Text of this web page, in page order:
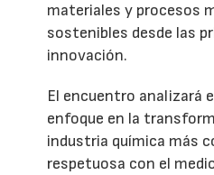
materiales y procesos
sostenibles desde las
innovación.
El encuentro analizará
enfoque en la
industria química más
respetuosa con el